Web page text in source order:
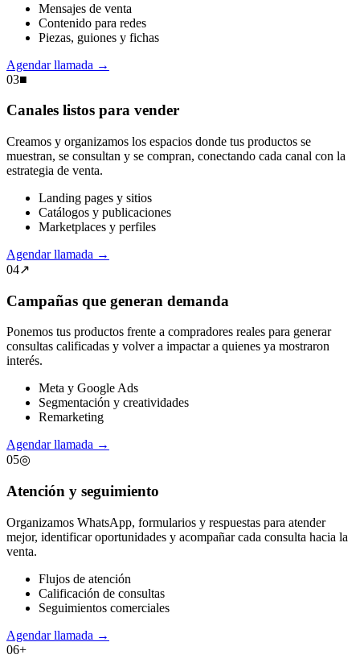
Mensajes de venta
Contenido para redes
Piezas, guiones y fichas
Agendar llamada →
03■
Canales listos para vender
Creamos y organizamos los espacios donde tus productos se
muestran, se consultan y se compran, conectando cada canal con la
estrategia de venta.
Landing pages y sitios
Catálogos y publicaciones
Marketplaces y perfiles
Agendar llamada →
04↗
Campañas que generan demanda
Ponemos tus productos frente a compradores reales para generar
consultas calificadas y volver a impactar a quienes ya mostraron
interés.
Meta y Google Ads
Segmentación y creatividades
Remarketing
Agendar llamada →
05◎
Atención y seguimiento
Organizamos WhatsApp, formularios y respuestas para atender
mejor, identificar oportunidades y acompañar cada consulta hacia la
venta.
Flujos de atención
Calificación de consultas
Seguimientos comerciales
Agendar llamada →
06+